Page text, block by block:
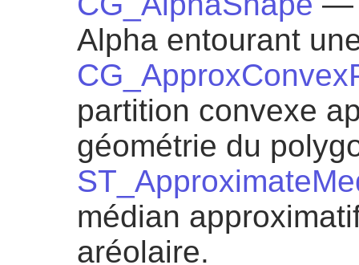
Alpha entourant
partition convexe
géométrie du
médian
aréolaire.